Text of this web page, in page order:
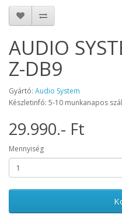
AUDIO
Z-DB9
Gyártó: Audio System
Készletinfó: 5-10 munkanapos
29.990.- Ft
Mennyiség